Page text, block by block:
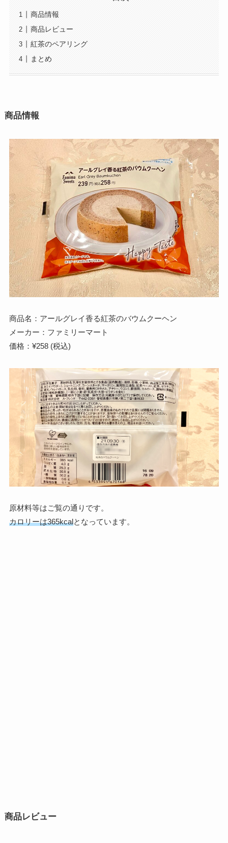
商品情報
商品レビュー
紅茶のペアリング
まとめ
商品情報
商品名：アールグレイ香る紅茶のバウムクーヘン
メーカー：ファミリーマート
価格：¥258 (税込)
原材料等はご覧の通りです。
カロリーは365kcalとなっています。
商品レビュー